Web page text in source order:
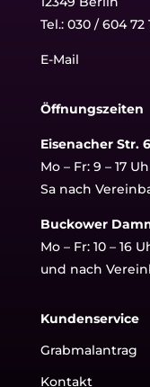
Tel.: 030 / 604 72
E-Mail
Öffnungszeiten
Eisenacher Str.
Mo – Fr: 9 – 17
Sa nach
Buckower
Mo – Fr: 10 – 16
und nach
Kundenservice
Grabmalantrag
Kontakt